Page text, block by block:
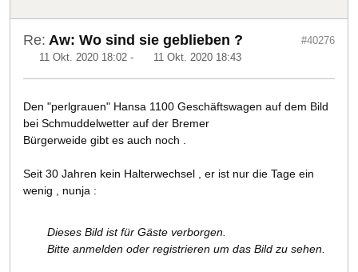
Re: Aw: Wo sind sie geblieben ?
11 Okt. 2020 18:02 - 11 Okt. 2020 18:43
#40276
Den "perlgrauen" Hansa 1100 Geschäftswagen auf dem Bild
bei Schmuddelwetter auf der Bremer
Bürgerweide gibt es auch noch .
Seit 30 Jahren kein Halterwechsel , er ist nur die Tage ein
wenig , nunja :
Dieses Bild ist für Gäste verborgen.
Bitte anmelden oder registrieren um das Bild zu sehen.